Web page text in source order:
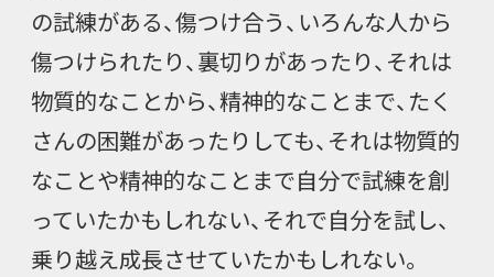
の試練がある、傷つけ合う、いろんな人から
傷つけられたり、裏切りがあったり、それは
物質的なことから、精神的なことまで、たく
さんの困難があったりしても、それは物質的
なことや精神的なことまで自分で試練を創
っていたかもしれない、それで自分を試し、
乗り越え成長させていたかもしれない。